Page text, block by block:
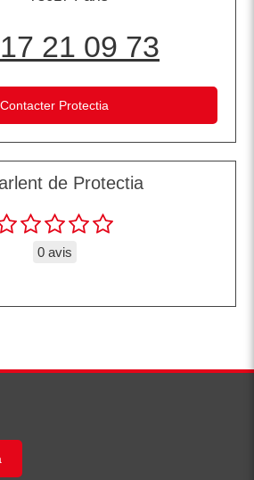
21 09 73
Contacter Protectia
de Protectia
0 avis